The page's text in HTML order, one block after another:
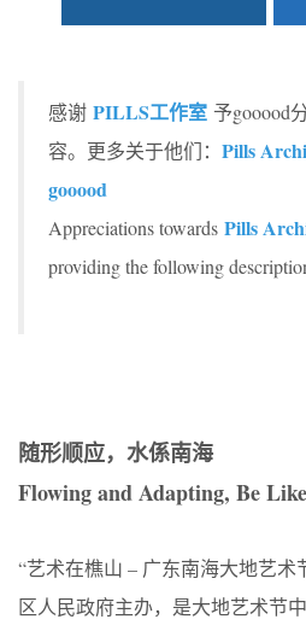
感谢 PILLS工作室 予gooood
容。更多关于他们： Pills
gooood
Appreciations towards Pills
providing the following
随形顺应，水係南海
Flowing and Adapting, Be
“艺术在樵山 – 广东南海大地艺术
区人民政府主办，是大地艺术节